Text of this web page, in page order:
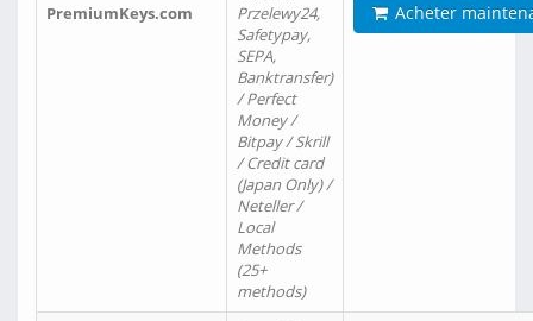
PremiumKeys.com
Przelewy24,
Safetypay,
SEPA,
Banktransfer)
/ Perfect
Money /
Bitpay / Skrill
/ Credit card
(Japan Only) /
Neteller /
Local
Methods
(25+
methods)
Acheter